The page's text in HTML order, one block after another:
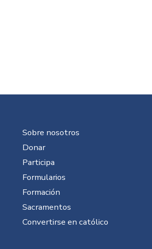
Sobre nosotros
Donar
Participa
Formularios
Formación
Sacramentos
Convertirse en católico